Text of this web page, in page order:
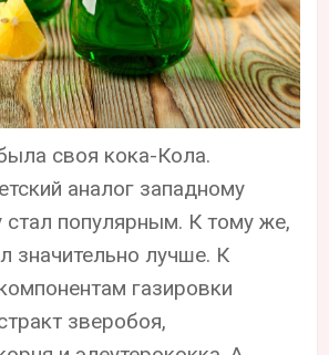
своя кока-Кола.
аналог западному
стал популярным. К тому же,
значительно лучше. К
газировки
зверобоя,